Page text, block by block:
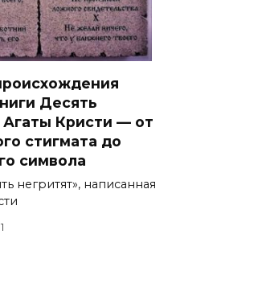
Десять
Агаты Кристи — от
стигмата до
символа
негритят», написанная